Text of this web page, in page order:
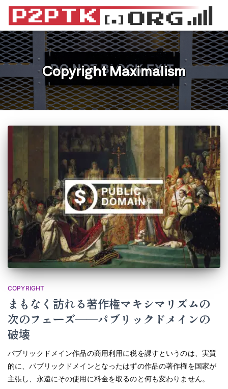
Copyright Maximalism
COPYRIGHT
まもなく訪れる著作権マキシマリズムの
次のフェーズ――パブリックドメインの
破壊
パブリックドメイン作品の商用利用に税を課すというのは、実質
的に、パブリックドメインとなったはずの作品の著作権を国家が
主張し、永遠にその使用に料金を取るのと何も変わりません。